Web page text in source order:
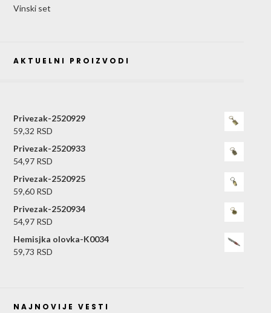
Vinski set
AKTUELNI PROIZVODI
Privezak-2520929
59,32 RSD
Privezak-2520933
54,97 RSD
Privezak-2520925
59,60 RSD
Privezak-2520934
54,97 RSD
Hemisjka olovka-K0034
59,73 RSD
NAJNOVIJE VESTI